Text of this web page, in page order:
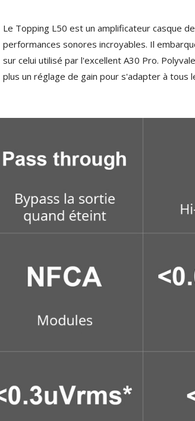
790,00 €
DAN CLARK AUDIO AEON 2
CLOSED NOIRE Casque...
919,00 €
LUXSIN X9 DAC Amplificateur
Casque AK4191 +...
Le Topping L50 est un amplificateur casque
performances sonores incroyables. Il
sur celui utilisé par l'excellent A30 Pro.
plus un réglage de gain pour s'adapter à tous